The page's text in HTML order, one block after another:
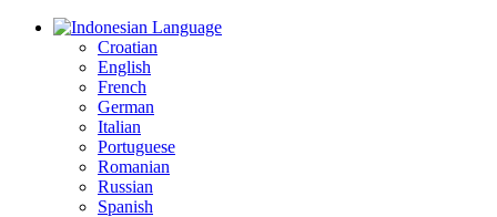
Language
Croatian
English
French
German
Italian
Portuguese
Romanian
Russian
Spanish